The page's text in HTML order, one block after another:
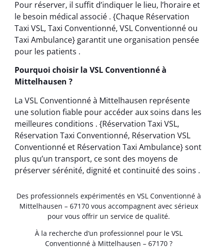
Pour réserver, il suffit d’indiquer le lieu, l’horaire et
le besoin médical associé . {Chaque Réservation
Taxi VSL, Taxi Conventionné, VSL Conventionné ou
Taxi Ambulance} garantit une organisation pensée
pour les patients .
Pourquoi choisir la VSL Conventionné à
Mittelhausen ?
La VSL Conventionné à Mittelhausen représente
une solution fiable pour accéder aux soins dans les
meilleures conditions . {Réservation Taxi VSL,
Réservation Taxi Conventionné, Réservation VSL
Conventionné et Réservation Taxi Ambulance} sont
plus qu’un transport, ce sont des moyens de
préserver sérénité, dignité et continuité des soins .
Des professionnels expérimentés en VSL Conventionné à
Mittelhausen – 67170 vous accompagnent avec sérieux
pour vous offrir un service de qualité.
À la recherche d’un professionnel pour le VSL
Conventionné à Mittelhausen – 67170 ?